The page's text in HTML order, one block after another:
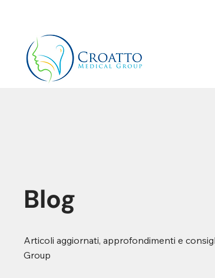
Blog
Articoli aggiornati, approfondimenti e
Group